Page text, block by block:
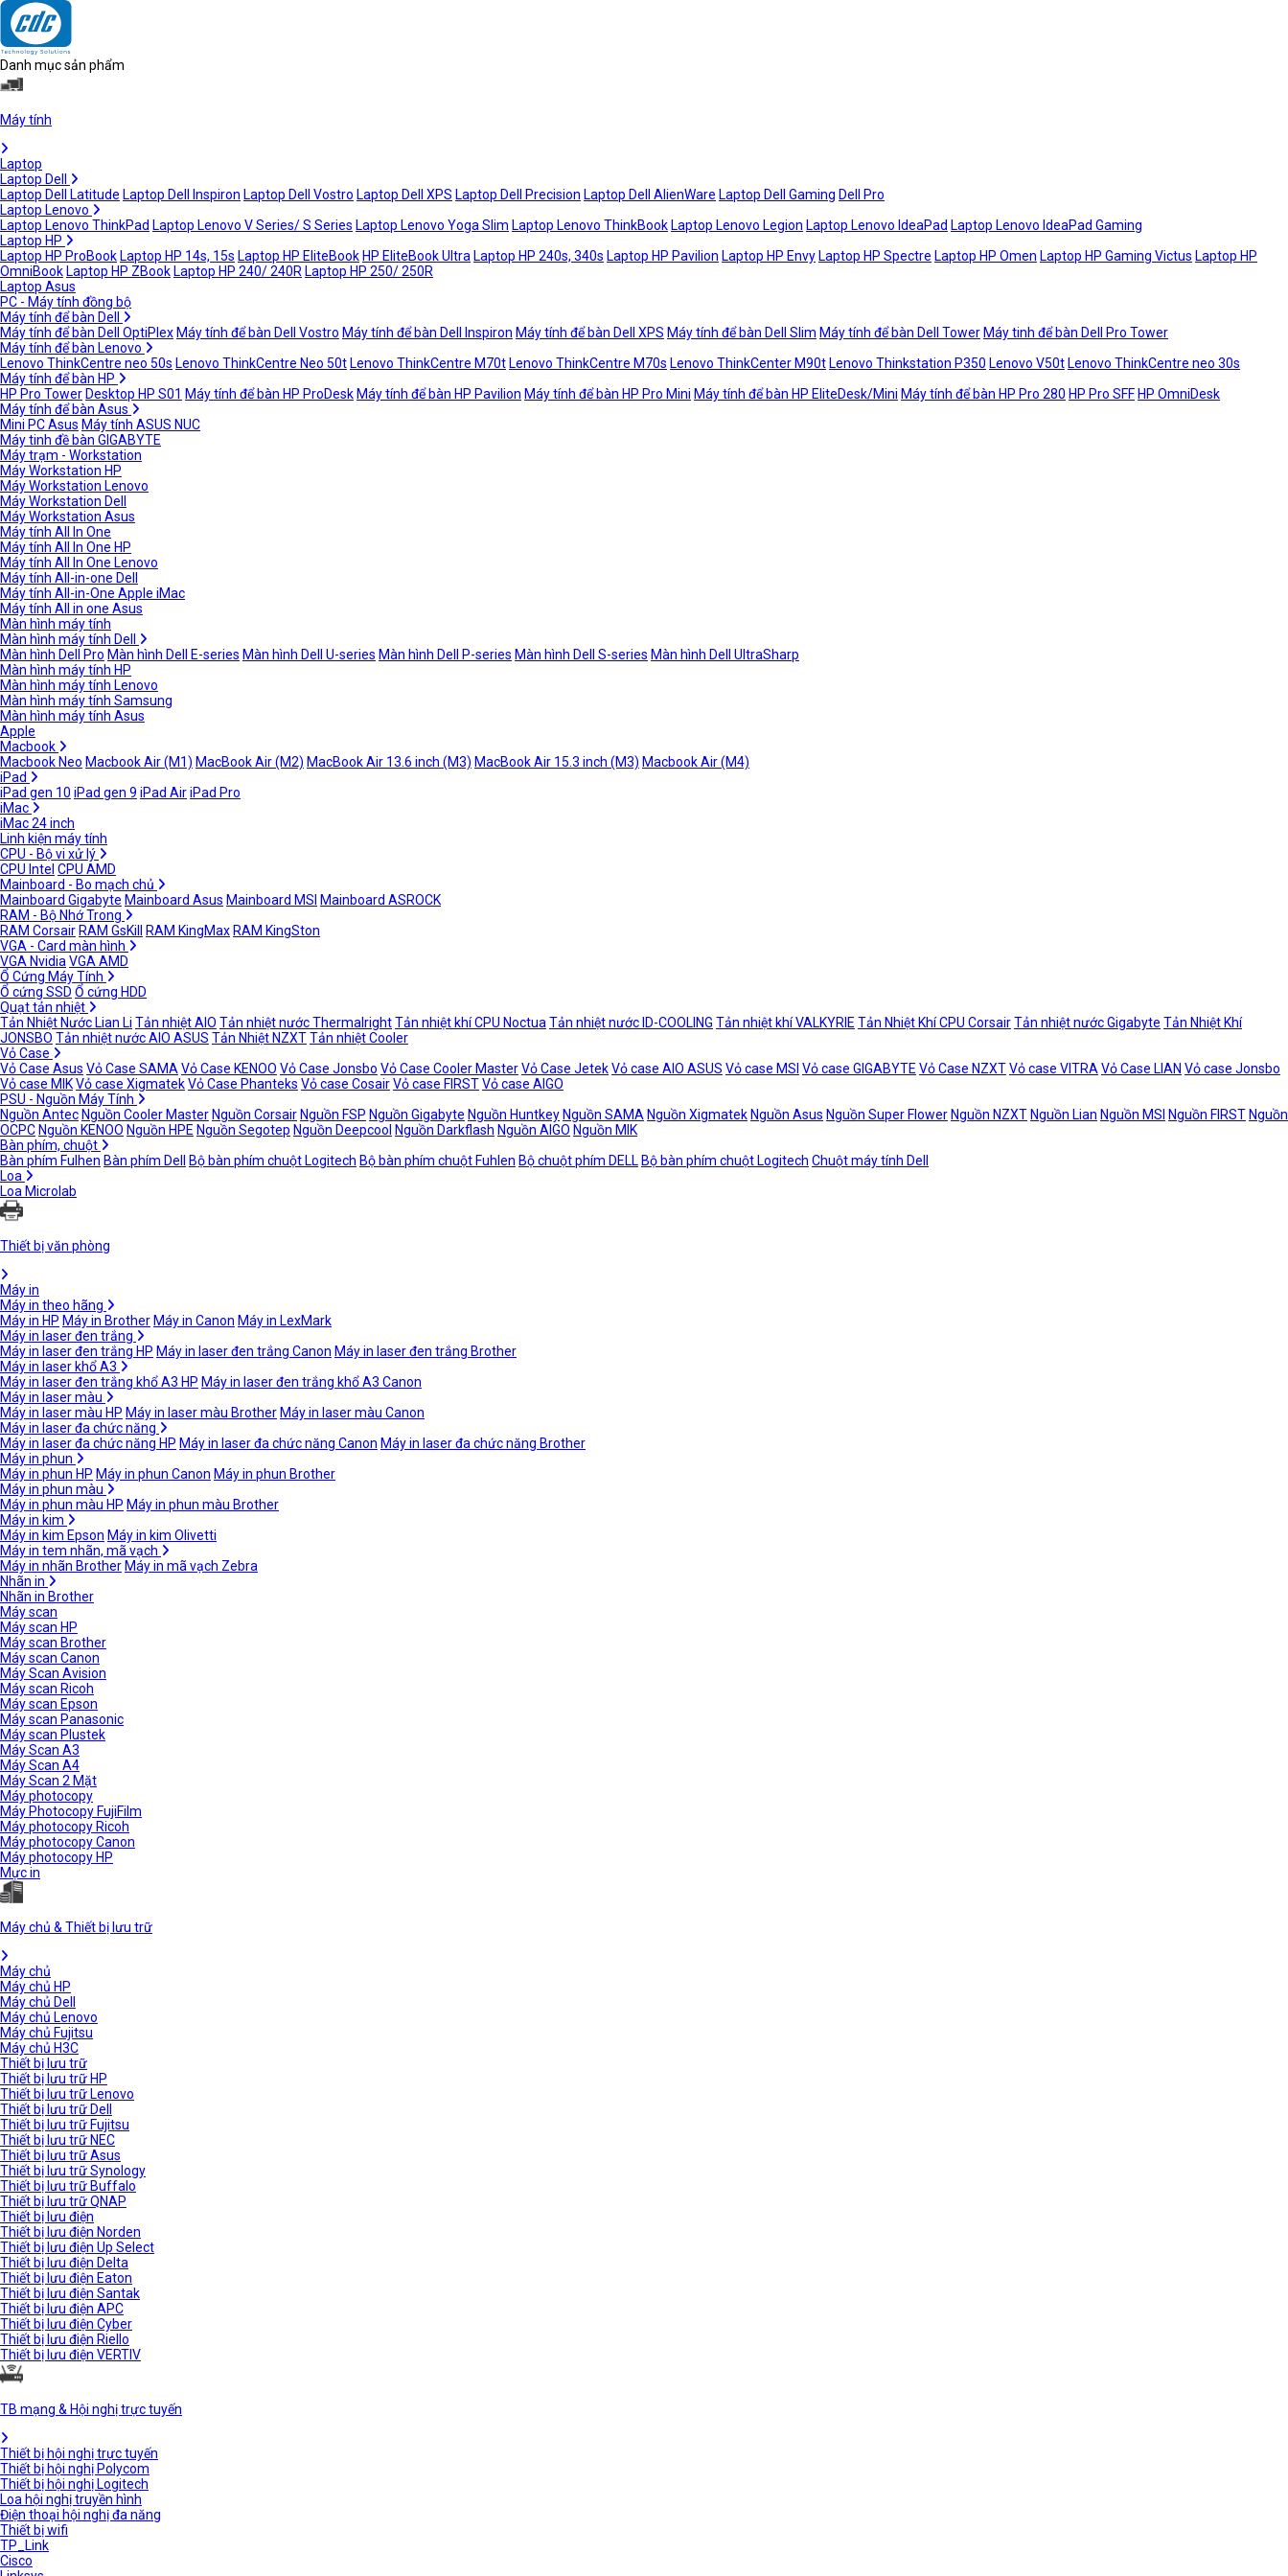
Danh mục sản phẩm
Máy tính
Laptop
Laptop Dell
Laptop Dell Latitude Laptop Dell Inspiron Laptop Dell Vostro Laptop Dell XPS Laptop Dell Precision Laptop Dell AlienWare Laptop Dell Gaming Dell Pro
Laptop Lenovo
Laptop Lenovo ThinkPad Laptop Lenovo V Series/ S Series Laptop Lenovo Yoga Slim Laptop Lenovo ThinkBook Laptop Lenovo Legion Laptop Lenovo IdeaPad Laptop Lenovo IdeaPad Gaming
Laptop HP
Laptop HP ProBook Laptop HP 14s, 15s Laptop HP EliteBook HP EliteBook Ultra Laptop HP 240s, 340s Laptop HP Pavilion Laptop HP Envy Laptop HP Spectre Laptop HP Omen Laptop HP Gaming Victus Laptop HP
OmniBook Laptop HP ZBook Laptop HP 240/ 240R Laptop HP 250/ 250R
Laptop Asus
PC - Máy tính đồng bộ
Máy tính để bàn Dell
Máy tính để bàn Dell OptiPlex Máy tính để bàn Dell Vostro Máy tính để bàn Dell Inspiron Máy tính để bàn Dell XPS Máy tính để bàn Dell Slim Máy tính để bàn Dell Tower Máy tinh để bàn Dell Pro Tower
Máy tính để bàn Lenovo
Lenovo ThinkCentre neo 50s Lenovo ThinkCentre Neo 50t Lenovo ThinkCentre M70t Lenovo ThinkCentre M70s Lenovo ThinkCenter M90t Lenovo Thinkstation P350 Lenovo V50t Lenovo ThinkCentre neo 30s
Máy tính để bàn HP
HP Pro Tower Desktop HP S01 Máy tính để bàn HP ProDesk Máy tính để bàn HP Pavilion Máy tính để bàn HP Pro Mini Máy tính để bàn HP EliteDesk/Mini Máy tính để bàn HP Pro 280 HP Pro SFF HP OmniDesk
Máy tính để bàn Asus
Mini PC Asus Máy tính ASUS NUC
Máy tinh đề bàn GIGABYTE
Máy trạm - Workstation
Máy Workstation HP
Máy Workstation Lenovo
Máy Workstation Dell
Máy Workstation Asus
Máy tính All In One
Máy tính All In One HP
Máy tính All In One Lenovo
Máy tính All-in-one Dell
Máy tính All-in-One Apple iMac
Máy tính All in one Asus
Màn hình máy tính
Màn hình máy tính Dell
Màn hình Dell Pro Màn hình Dell E-series Màn hình Dell U-series Màn hình Dell P-series Màn hình Dell S-series Màn hình Dell UltraSharp
Màn hình máy tính HP
Màn hình máy tính Lenovo
Màn hình máy tính Samsung
Màn hình máy tính Asus
Apple
Macbook
Macbook Neo Macbook Air (M1) MacBook Air (M2) MacBook Air 13.6 inch (M3) MacBook Air 15.3 inch (M3) Macbook Air (M4)
iPad
iPad gen 10 iPad gen 9 iPad AiriPad Pro
iMac
iMac 24 inch
Linh kiện máy tính
CPU - Bộ vi xử lý
CPU Intel CPU AMD
Mainboard - Bo mạch chủ
Mainboard Gigabyte Mainboard Asus Mainboard MSI Mainboard ASROCK
RAM - Bộ Nhớ Trong
RAM Corsair RAM GsKill RAM KingMax RAM KingSton
VGA - Card màn hình
VGA Nvidia VGA AMD
Ổ Cứng Máy Tính
Ổ cứng SSD Ổ cứng HDD
Quạt tản nhiệt
Tản Nhiệt Nước Lian Li Tản nhiệt AIO Tản nhiệt nước ThermalrightTản nhiệt khí CPU Noctua Tản nhiệt nước ID-COOLING Tản nhiệt khí VALKYRIE Tản Nhiệt Khí CPU CorsairTản nhiệt nước Gigabyte Tản Nhiệt Khí
JONSBO Tản nhiệt nước AIO ASUS Tản Nhiệt NZXTTản nhiệt Cooler
Vỏ Case
Vỏ Case Asus Vỏ Case SAMA Vỏ Case KENOO Vỏ Case Jonsbo Vỏ Case Cooler MasterVỏ Case JetekVỏ case AIO ASUS Vỏ case MSI Vỏ case GIGABYTE Vỏ Case NZXTVỏ case VITRA Vỏ Case LIAN Vỏ case Jonsbo
Vỏ case MIKVỏ case XigmatekVỏ Case Phanteks Vỏ case CosairVỏ case FIRSTVỏ case AIGO
PSU - Nguồn Máy Tính
Nguồn Antec Nguồn Cooler Master Nguồn Corsair Nguồn FSP Nguồn Gigabyte Nguồn Huntkey Nguồn SAMA Nguồn Xigmatek Nguồn Asus Nguồn Super Flower Nguồn NZXT Nguồn Lian Nguồn MSI Nguồn FIRST Nguồn
OCPC Nguồn KENOO Nguồn HPE Nguồn Segotep Nguồn Deepcool Nguồn Darkflash Nguồn AIGO Nguồn MIK
Bàn phím, chuột
Bàn phím Fulhen Bàn phím Dell Bộ bàn phím chuột Logitech Bộ bàn phím chuột Fuhlen Bộ chuột phím DELL Bộ bàn phím chuột Logitech Chuột máy tính Dell
Loa
Loa Microlab
Thiết bị văn phòng
Máy in
Máy in theo hãng
Máy in HP Máy in Brother Máy in Canon Máy in LexMark
Máy in laser đen trắng
Máy in laser đen trắng HP Máy in laser đen trắng Canon Máy in laser đen trắng Brother
Máy in laser khổ A3
Máy in laser đen trắng khổ A3 HP Máy in laser đen trắng khổ A3 Canon
Máy in laser màu
Máy in laser màu HP Máy in laser màu Brother Máy in laser màu Canon
Máy in laser đa chức năng
Máy in laser đa chức năng HP Máy in laser đa chức năng Canon Máy in laser đa chức năng Brother
Máy in phun
Máy in phun HP Máy in phun Canon Máy in phun Brother
Máy in phun màu
Máy in phun màu HP Máy in phun màu Brother
Máy in kim
Máy in kim Epson Máy in kim Olivetti
Máy in tem nhãn, mã vạch
Máy in nhãn Brother Máy in mã vạch Zebra
Nhãn in
Nhãn in Brother
Máy scan
Máy scan HP
Máy scan Brother
Máy scan Canon
Máy Scan Avision
Máy scan Ricoh
Máy scan Epson
Máy scan Panasonic
Máy scan Plustek
Máy Scan A3
Máy Scan A4
Máy Scan 2 Mặt
Máy photocopy
Máy Photocopy FujiFilm
Máy photocopy Ricoh
Máy photocopy Canon
Máy photocopy HP
Mực in
Máy chủ & Thiết bị lưu trữ
Máy chủ
Máy chủ HP
Máy chủ Dell
Máy chủ Lenovo
Máy chủ Fujitsu
Máy chủ H3C
Thiết bị lưu trữ
Thiết bị lưu trữ HP
Thiết bị lưu trữ Lenovo
Thiết bị lưu trữ Dell
Thiết bị lưu trữ Fujitsu
Thiết bị lưu trữ NEC
Thiết bị lưu trữ Asus
Thiết bị lưu trữ Synology
Thiết bị lưu trữ Buffalo
Thiết bị lưu trữ QNAP
Thiết bị lưu điện
Thiết bị lưu điện Norden
Thiết bị lưu điện Up Select
Thiết bị lưu điện Delta
Thiết bị lưu điện Eaton
Thiết bị lưu điện Santak
Thiết bị lưu điện APC
Thiết bị lưu điện Cyber
Thiết bị lưu điện Riello
Thiết bị lưu điện VERTIV
TB mạng & Hội nghị trực tuyến
Thiết bị hội nghị trực tuyến
Thiết bị hội nghị Polycom
Thiết bị hội nghị Logitech
Loa hội nghị truyền hình
Điện thoại hội nghị đa năng
Thiết bị wifi
TP_Link
Cisco